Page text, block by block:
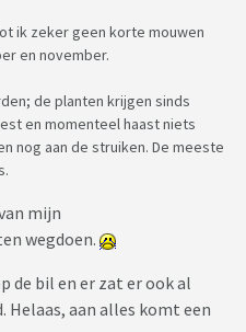
ik zeker geen korte mouwen
en november.
de planten krijgen sinds
en momenteel haast niets
nog aan de struiken. De meeste
mijn
wegdoen.
de bil en er zat er ook al
Helaas, aan alles komt een